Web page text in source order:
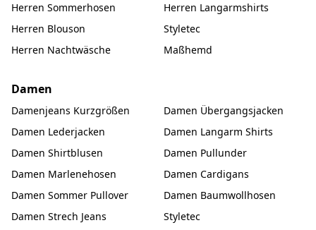
Herren Sommerhosen
Herren Langarmshirts
Herren Blouson
Styletec
Herren Nachtwäsche
Maßhemd
Damen
Damenjeans Kurzgrößen
Damen Übergangsjacken
Damen Lederjacken
Damen Langarm Shirts
Damen Shirtblusen
Damen Pullunder
Damen Marlenehosen
Damen Cardigans
Damen Sommer Pullover
Damen Baumwollhosen
Damen Strech Jeans
Styletec